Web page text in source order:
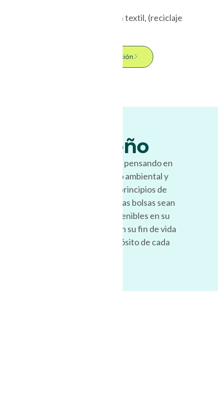
Reutilizables de origen textil, (reciclaje
Más información
Ecodiseño
Diseñamos cada producto pensando en
su funcionalidad, impacto ambiental y
ciclo de vida. Aplicamos principios de
ecodiseño para que nuestras bolsas sean
eficientes en su uso, sostenibles en su
fabricación, gestionables en su fin de vida
y coherentes con el propósito de cada